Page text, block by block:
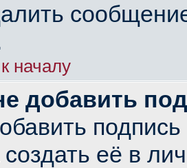
началу
добавить
её в